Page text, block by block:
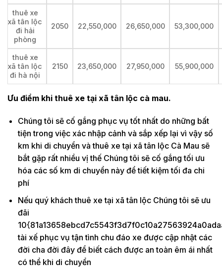
thuê xe
xã tân lộc
đi hải
phòng
2050 22,550,000 26,650,000 53,300,000
thuê xe
xã tân lộc
đi hà nội
2150 23,650,000 27,950,000 55,900,000
Ưu điểm khi thuê xe tại xã tân lộc cà mau.
Chúng tôi sẽ cố gắng phục vụ tốt nhất do những bất
tiện trong việc xác nhập cảnh và sắp xếp lại vì vậy số
km khi di chuyển và thuê xe tại xã tân lộc Cà Mau sẽ
bắt gặp rất nhiều vị thế Chúng tôi sẽ cố gắng tối ưu
hóa các số km di chuyển này để tiết kiệm tối đa chi
phí
Nếu quý khách thuê xe tại xã tân lộc Chúng tôi sẽ ưu
đãi
tài xế phục vụ tận tình chu đáo xe được cập nhật các
đời cha đời đây để biết cách được an toàn êm ái nhất
có thể khi di chuyển